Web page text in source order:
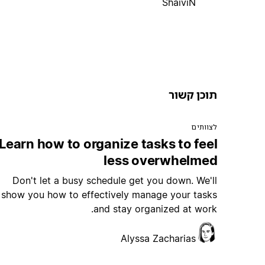
תוכן קשור
לצוותים
how to organize tasks to feel
less overwhelmed
Don't let a busy schedule get you down. We'll
show you how to effectively manage your tasks
and stay organized at work.
Alyssa Zacharias